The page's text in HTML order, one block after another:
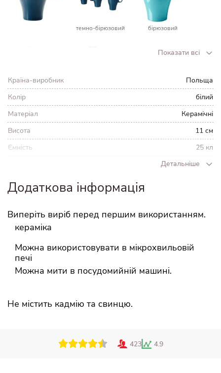
темно-бірюзовий бірюзовий
кераміка біла
Показати всі
Країна-виробник
Польща
Колір
білий
Матеріал
Керамічні
Висота
11 см
Ємність
25 кл
0.3 кг
Детальніше
Додаткова інформація
Виперіть виріб перед першим використанням.
кераміка
Можна використовувати в мікрохвильовій
печі
Можна мити в посудомийній машині.
Не містить кадмію та свинцю.
423 4.9